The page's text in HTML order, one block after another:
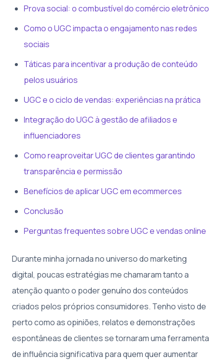
Prova social: o combustível do comércio eletrônico
Como o UGC impacta o engajamento nas redes
sociais
Táticas para incentivar a produção de conteúdo
pelos usuários
UGC e o ciclo de vendas: experiências na prática
Integração do UGC à gestão de afiliados e
influenciadores
Como reaproveitar UGC de clientes garantindo
transparência e permissão
Benefícios de aplicar UGC em ecommerces
Conclusão
Perguntas frequentes sobre UGC e vendas online
Durante minha jornada no universo do marketing
digital, poucas estratégias me chamaram tanto a
atenção quanto o poder genuíno dos conteúdos
criados pelos próprios consumidores. Tenho visto de
perto como as opiniões, relatos e demonstrações
espontâneas de clientes se tornaram uma ferramenta
de influência significativa para quem quer aumentar